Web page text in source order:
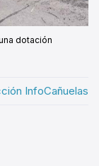
dotación
InfoCañuelas